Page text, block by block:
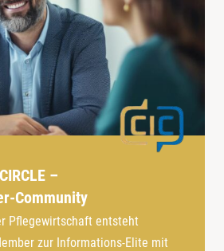
–
Community
Pflegewirtschaft entsteht
zur Informations-Elite mit